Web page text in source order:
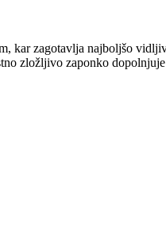
kar zagotavlja najboljšo
zložljivo zaponko